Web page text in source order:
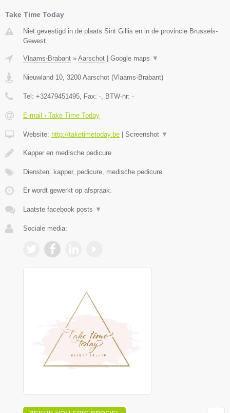
Take Time Today
Niet gevestigd in de plaats Sint Gillis en in de provincie Brussels-
Gewest.
Vlaams-Brabant » Aarschot Google maps ▼
Nieuwland 10, 3200 Aarschot (Vlaams-Brabant)
Tel: +32479451495, Fax: -, BTW-nr: -
E-mail › Take Time Today
Website: http://taketimetoday.be Screenshot ▼
Kapper en medische pedicure
Diensten: kapper, pedicure, medische pedicure
Er wordt gewerkt op afspraak.
Laatste facebook posts ▼
Sociale media: